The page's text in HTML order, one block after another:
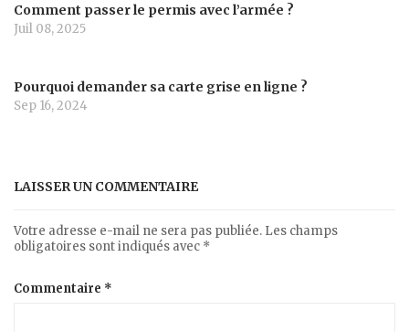
Comment passer le permis avec l’armée ?
Juil 08, 2025
Pourquoi demander sa carte grise en ligne ?
Sep 16, 2024
LAISSER UN COMMENTAIRE
Votre adresse e-mail ne sera pas publiée. Les champs
obligatoires sont indiqués avec *
Commentaire *